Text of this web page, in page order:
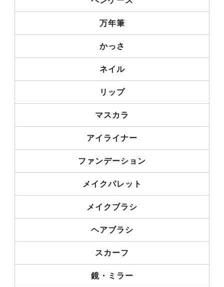
万年筆
かっさ
ネイル
リップ
マスカラ
アイライナー
ファンデーション
メイクパレット
メイクブラシ
ヘアブラシ
スカーフ
鏡・ミラー